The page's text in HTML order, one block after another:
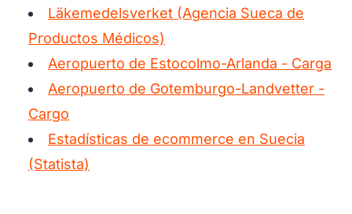
Läkemedelsverket (Agencia Sueca de
Productos Médicos)
Aeropuerto de Estocolmo-Arlanda - Carga
Aeropuerto de Gotemburgo-Landvetter -
Cargo
Estadísticas de ecommerce en Suecia
(Statista)